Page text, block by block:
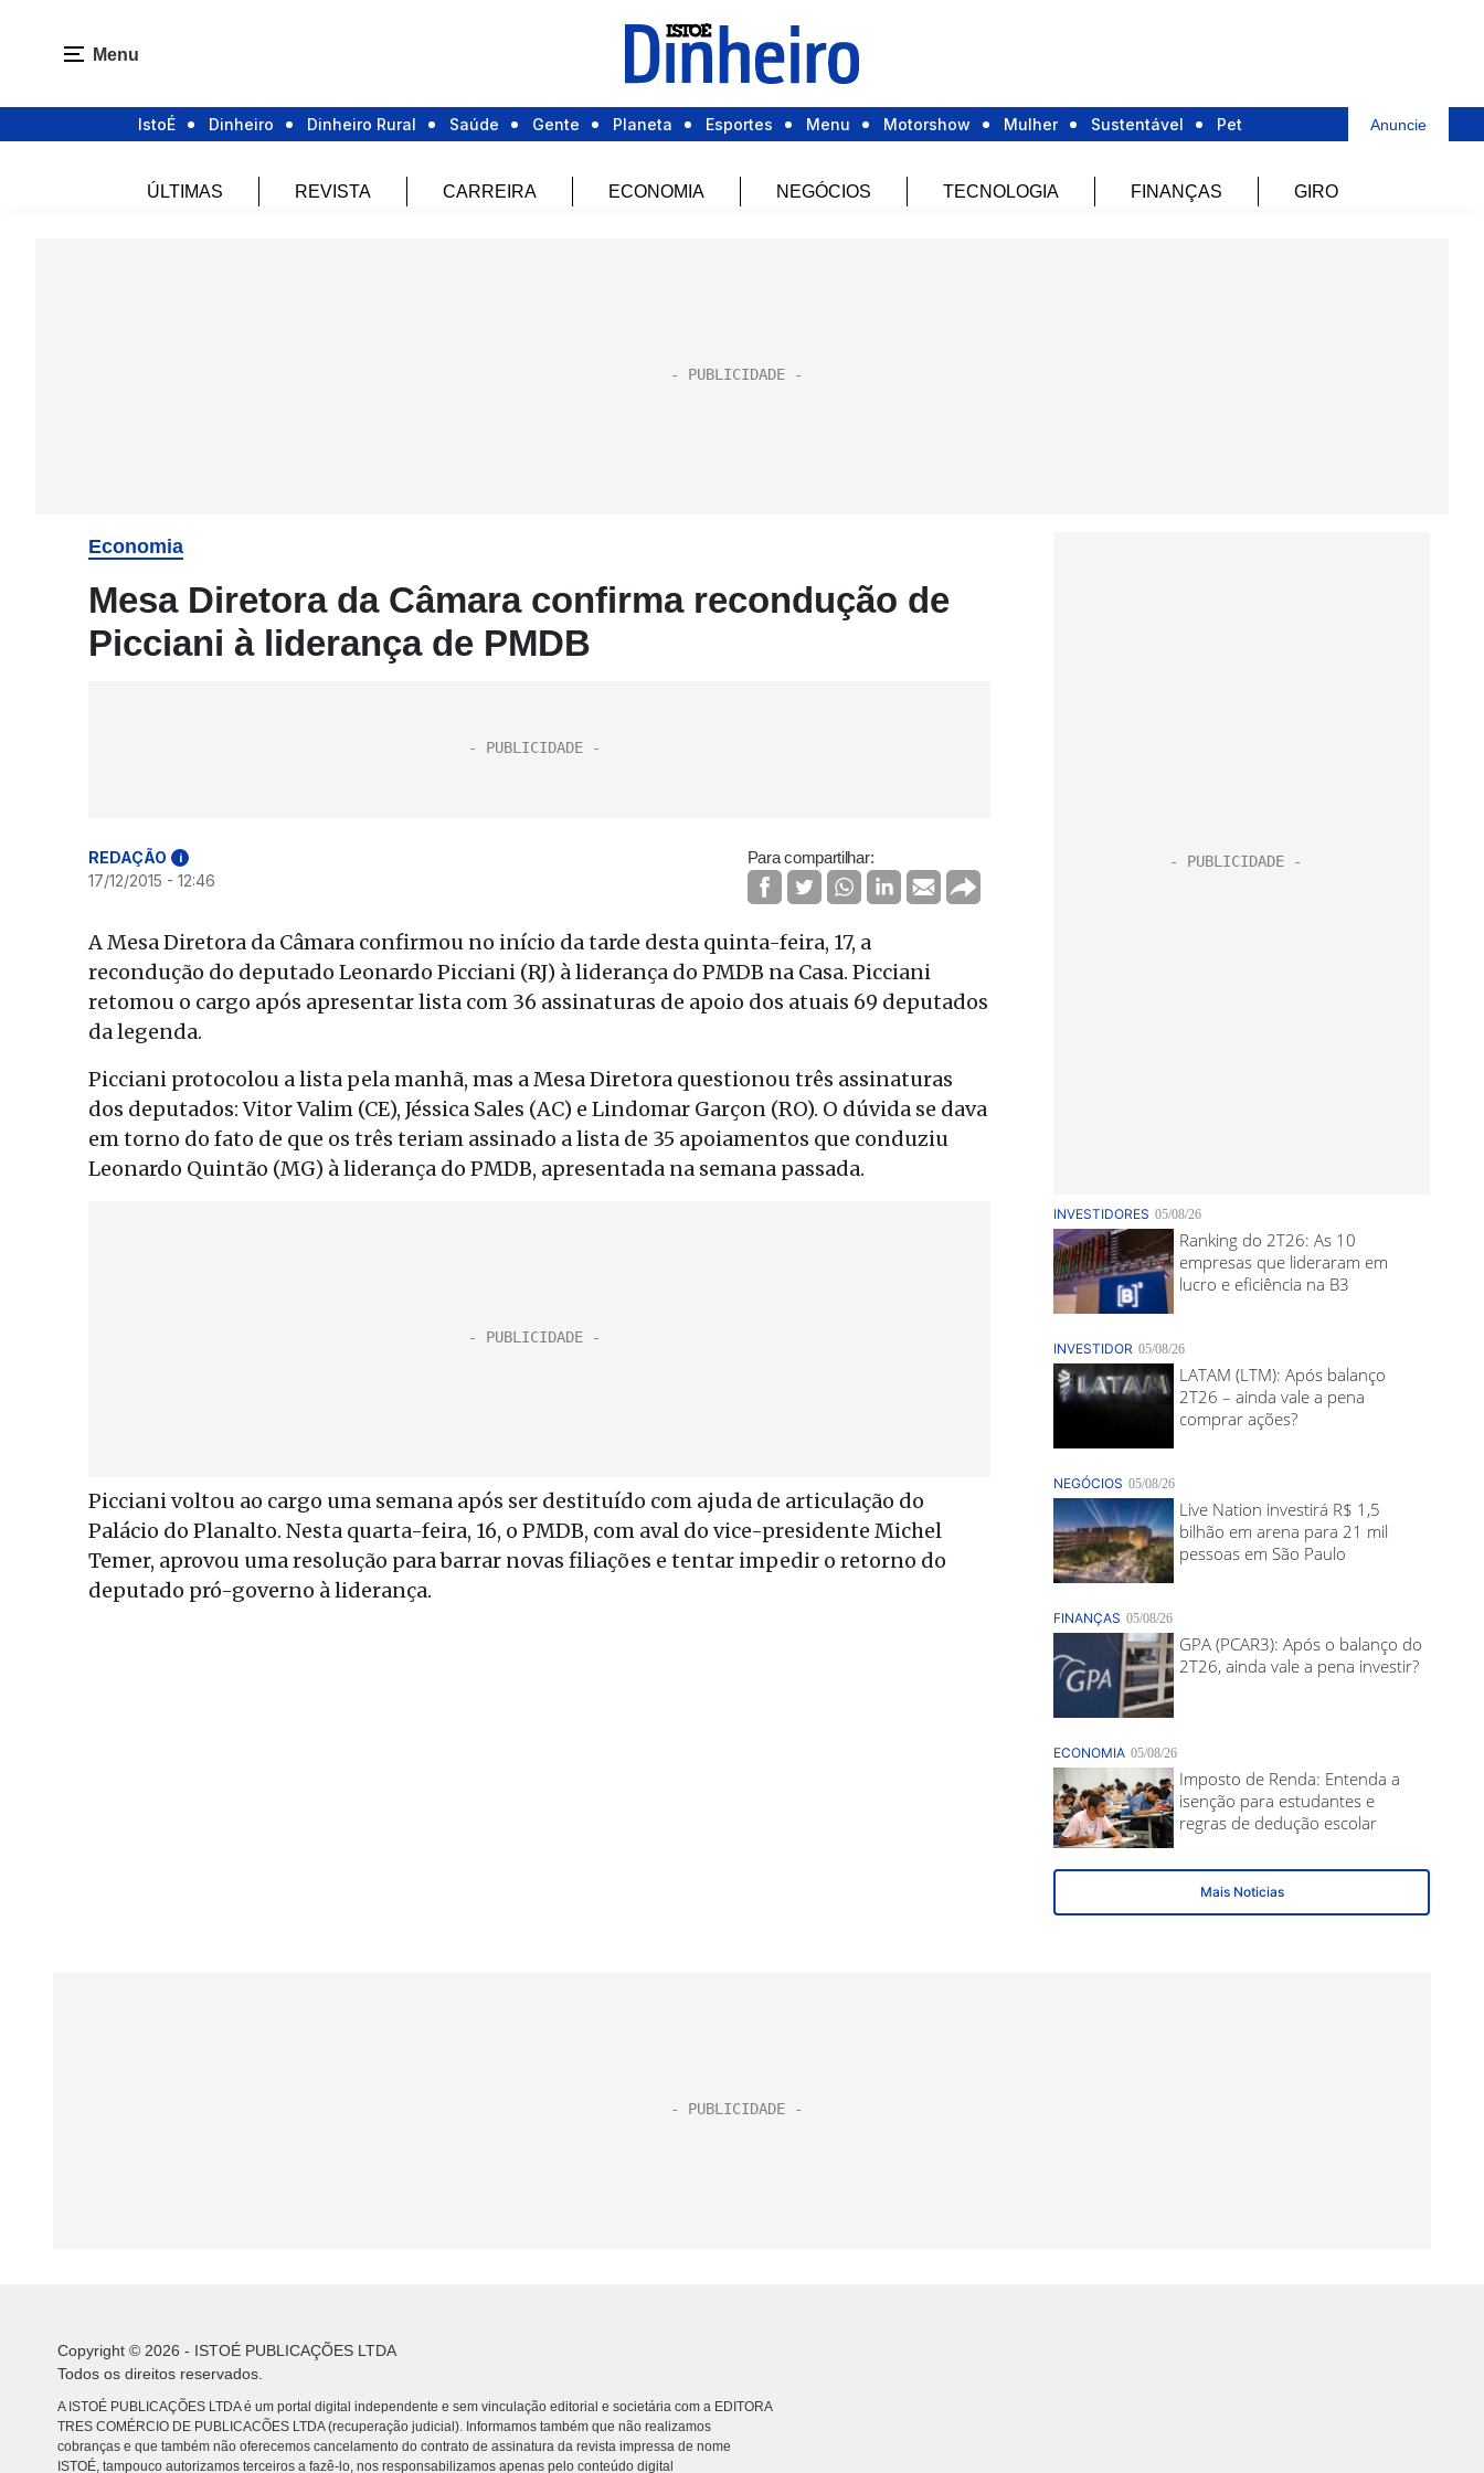
Menu
IstoÉ Dinheiro Dinheiro Rural Saúde Gente Planeta Esportes Menu Motorshow Mulher Sustentável Pet Anuncie
ÚLTIMAS REVISTA CARREIRA ECONOMIA NEGÓCIOS TECNOLOGIA FINANÇAS GIRO
Economia
Mesa Diretora da Câmara confirma recondução de
Picciani à liderança de PMDB
REDAÇÃO i
17/12/2015 - 12:46
Para compartilhar:
A Mesa Diretora da Câmara confirmou no início da tarde desta quinta-feira, 17, a
recondução do deputado Leonardo Picciani (RJ) à liderança do PMDB na Casa. Picciani
retomou o cargo após apresentar lista com 36 assinaturas de apoio dos atuais 69 deputados
da legenda.
Picciani protocolou a lista pela manhã, mas a Mesa Diretora questionou três assinaturas
dos deputados: Vitor Valim (CE), Jéssica Sales (AC) e Lindomar Garçon (RO). O dúvida se dava
em torno do fato de que os três teriam assinado a lista de 35 apoiamentos que conduziu
Leonardo Quintão (MG) à liderança do PMDB, apresentada na semana passada.
Picciani voltou ao cargo uma semana após ser destituído com ajuda de articulação do
Palácio do Planalto. Nesta quarta-feira, 16, o PMDB, com aval do vice-presidente Michel
Temer, aprovou uma resolução para barrar novas filiações e tentar impedir o retorno do
deputado pró-governo à liderança.
Copyright © 2026 - ISTOÉ PUBLICAÇÕES LTDA
Todos os direitos reservados.
A ISTOÉ PUBLICAÇÕES LTDA é um portal digital independente e sem vinculação editorial e societária com a EDITORA
TRES COMÉRCIO DE PUBLICACÕES LTDA (recuperação judicial). Informamos também que não realizamos
cobranças e que também não oferecemos cancelamento do contrato de assinatura da revista impressa de nome
ISTOÉ, tampouco autorizamos terceiros a fazê-lo, nos responsabilizamos apenas pelo conteúdo digital